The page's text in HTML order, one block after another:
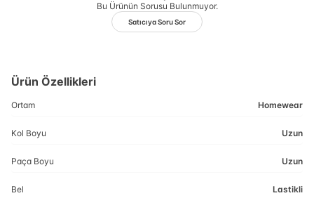
Bu Ürünün Sorusu Bulunmuyor.
Satıcıya Soru Sor
Ürün Özellikleri
Ortam Homewear
Kol Boyu Uzun
Paça Boyu Uzun
Bel Lastikli